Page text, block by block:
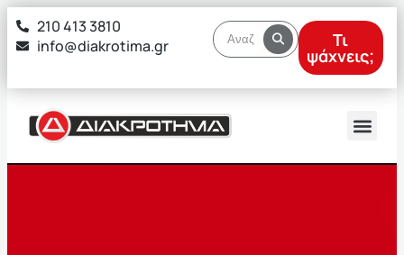
στο
περιεχόμενο
210 413 3810
info@diakrotima.gr
Τι
ψάχνεις;